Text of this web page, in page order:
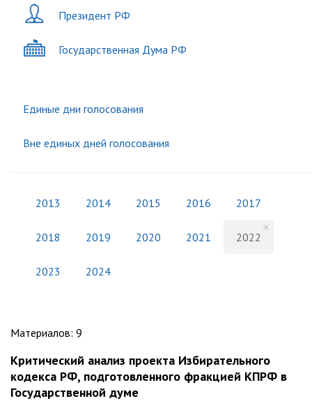
Президент РФ
Государственная Дума РФ
Единые дни голосования
Вне единых дней голосования
2013 2014 2015 2016 2017
2018 2019 2020 2021 2022
2023 2024
Материалов: 9
Критический анализ проекта Избирательного
кодекса РФ, подготовленного фракцией КПРФ в
Государственной думе